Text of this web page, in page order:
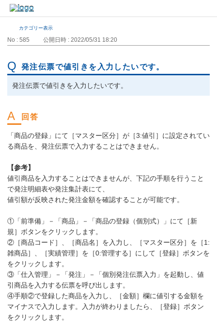
カテゴリー表示
No : 585 公開日時 : 2022/05/31 18:20
発注伝票で値引きを入力したいです。
発注伝票で値引きを入力したいです。
「商品の登録」にて［マスター区分］が［3:値引］に設定されてい
る商品を、発注伝票で入力することはできません。
【参考】
値引商品を入力することはできませんが、下記の手順を行うこと
で発注明細表や発注集計表にて、
値引額が反映された発注金額を確認することが可能です。
①「前準備」－「商品」－「商品の登録（個別式）」にて［新
規］ボタンをクリックします。
②［商品コード］、［商品名］を入力し、［マスター区分］を［1:
雑商品］、［実績管理］を［0:管理する］にして［登録］ボタンを
をクリックします。
③「仕入管理」－「発注」－「個別発注伝票入力」を起動し、値
引商品を入力する伝票を呼び出します。
④手順②で登録した商品を入力し、［金額］欄に値引する金額を
マイナスで入力します。入力が終わりましたら、［登録］ボタン
をクリックします。